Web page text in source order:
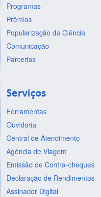
Programas
Prêmios
Popularização da Ciência
Comunicação
Parcerias
Serviços
Ferramentas
Ouvidoria
Central de Atendimento
Agência de Viagem
Emissão de Contra-cheques
Declaração de Rendimentos
Assinador Digital